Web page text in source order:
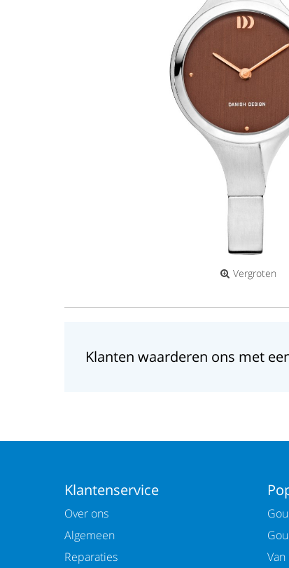
Vergroten
Klanten waarderen ons met
Klantenservice
Over ons
Algemeen
Reparaties